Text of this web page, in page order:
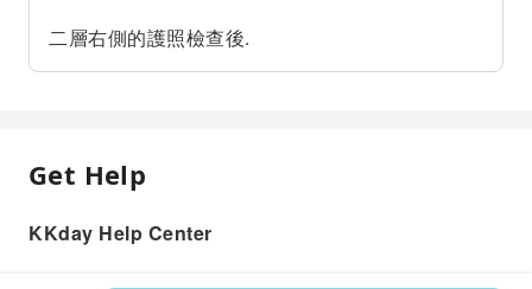
二層右側的護照檢查後.
Get Help
KKday Help Center